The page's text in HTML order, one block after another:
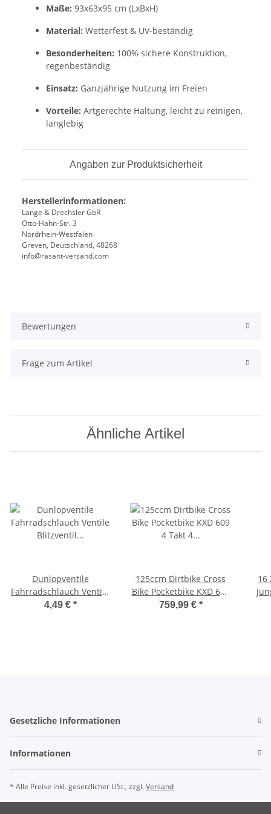
Maße: 93x63x95 cm (LxBxH)
Material: Wetterfest & UV-beständig
Besonderheiten: 100% sichere Konstruktion,
regenbeständig
Einsatz: Ganzjährige Nutzung im Freien
Vorteile: Artgerechte Haltung, leicht zu reinigen,
langlebig
Angaben zur Produktsicherheit
Herstellerinformationen:
Lange & Drechsler GbR
Otto-Hahn-Str. 3
Nordrhein-Westfalen
Greven, Deutschland, 48268
info@rasant-versand.com
Bewertungen
Frage zum Artikel
Ähnliche Artikel
Dunlopventile
Fahrradschlauch Ventile
Blitzventil Ventileinsatz
4,49 € *
125ccm Dirtbike Cross
Bike Pocketbike KXD 609
4 Takt 4 Gang E-Start
759,99 € *
16
Gesetzliche Informationen
Informationen
* Alle Preise inkl. gesetzlicher USt., zzgl.Versand